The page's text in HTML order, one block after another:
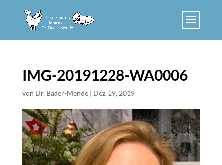
IMG-20191228-WA0006
von Dr. Bader-Mende| Dez. 29, 2019